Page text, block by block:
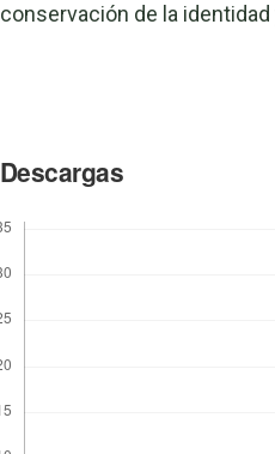
conservación de la
Descargas